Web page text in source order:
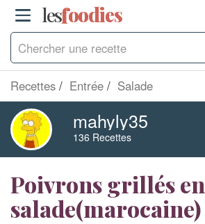
lesfoodies
Recettes Entrée Salade
mahyly35
136 Recettes
Poivrons grillés en
salade(marocaine)